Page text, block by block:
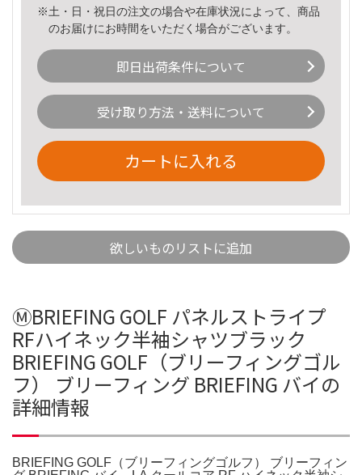
※土・日・祝日の注文の場合や在庫状況によって、商品
のお届けにお時間をいただく場合がございます。
即日出荷条件について
受け取り方法・送料について
カートに入れる
欲しいものリストに追加
ⓂBRIEFING GOLF パネルストライプ
RFハイネック半袖シャツブラック
BRIEFING GOLF（ブリーフィングゴル
フ） ブリーフィング BRIEFING バイの
詳細情報
BRIEFING GOLF（ブリーフィングゴルフ） ブリーフィン